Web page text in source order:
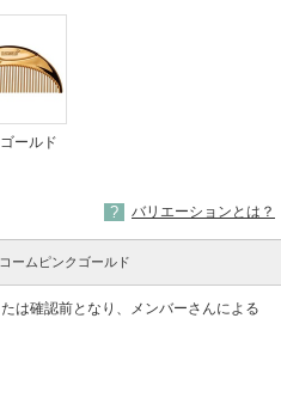
ールド
バリエーションとは？
ームピンクゴールド
は確認前となり、メンバーさんによる